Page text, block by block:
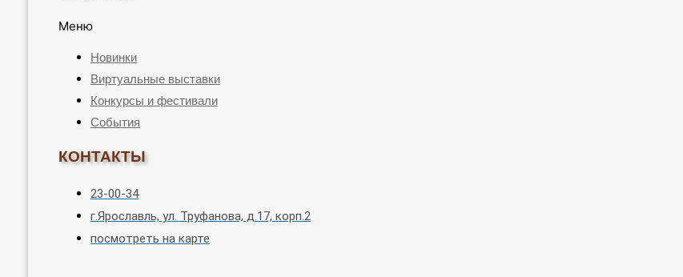
Меню
Новинки
Виртуальные выставки
Конкурсы и фестивали
События
КОНТАКТЫ
23-00-34
г.Ярославль, ул. Труфанова, д.17, корп.2
посмотреть на карте